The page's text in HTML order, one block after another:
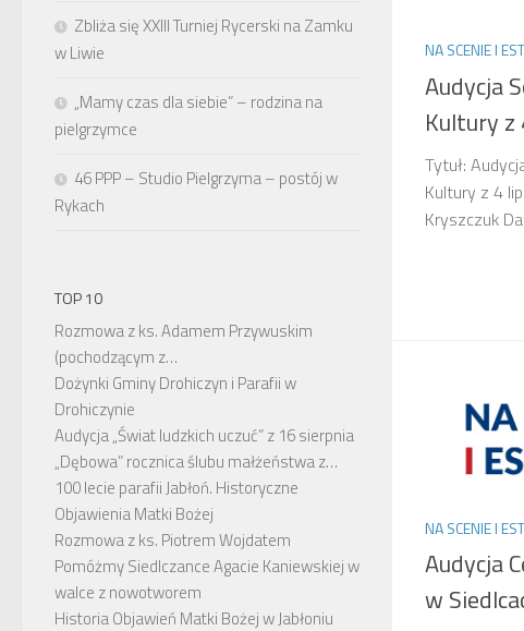
NA SCENIE I
Audycja
Kultury z
Tytuł:
Kultury z 4
Kryszczuk
NA SCENIE I
Audycja
w
Zbliża się XXIII Turniej Rycerski na Zamku
w Liwie
„Mamy czas dla siebie” – rodzina na
pielgrzymce
46 PPP – Studio Pielgrzyma – postój w
Rykach
TOP 10
Rozmowa z ks. Adamem Przywuskim
(pochodzącym z…
Dożynki Gminy Drohiczyn i Parafii w
Drohiczynie
Audycja „Świat ludzkich uczuć” z 16 sierpnia
„Dębowa” rocznica ślubu małżeństwa z…
100 lecie parafii Jabłoń. Historyczne
Objawienia Matki Bożej
Rozmowa z ks. Piotrem Wojdatem
Pomóżmy Siedlczance Agacie Kaniewskiej w
walce z nowotworem
Historia Objawień Matki Bożej w Jabłoniu